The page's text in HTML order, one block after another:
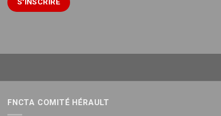
FNCTA COMITÉ HÉRAULT